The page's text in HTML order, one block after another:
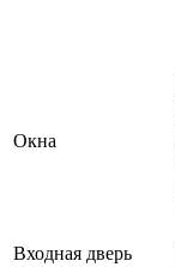
Окна
Входная дверь